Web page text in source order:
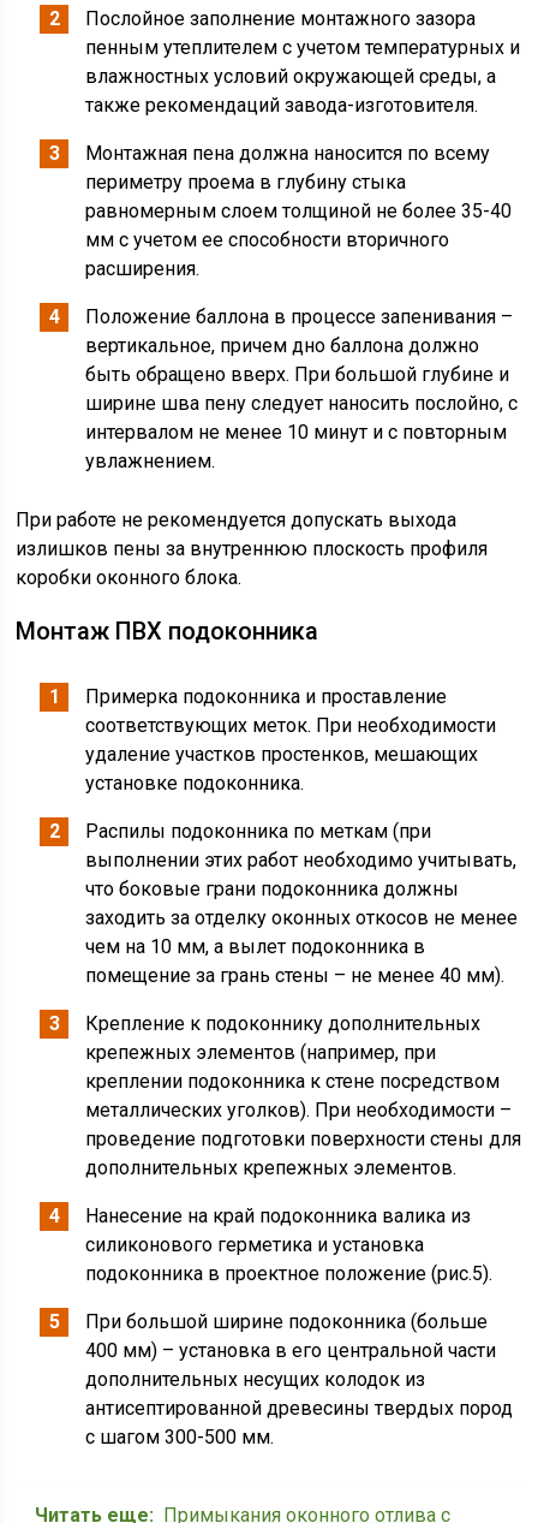
Послойное заполнение монтажного зазора
пенным утеплителем с учетом температурных и
влажностных условий окружающей среды, а
также рекомендаций завода-изготовителя.
Монтажная пена должна наносится по всему
периметру проема в глубину стыка
равномерным слоем толщиной не более 35-40
мм с учетом ее способности вторичного
расширения.
Положение баллона в процессе запенивания –
вертикальное, причем дно баллона должно
быть обращено вверх. При большой глубине и
ширине шва пену следует наносить послойно, с
интервалом не менее 10 минут и с повторным
увлажнением.
При работе не рекомендуется допускать выхода
излишков пены за внутреннюю плоскость профиля
коробки оконного блока.
Монтаж ПВХ подоконника
Примерка подоконника и проставление
соответствующих меток. При необходимости
удаление участков простенков, мешающих
установке подоконника.
Распилы подоконника по меткам (при
выполнении этих работ необходимо учитывать,
что боковые грани подоконника должны
заходить за отделку оконных откосов не менее
чем на 10 мм, а вылет подоконника в
помещение за грань стены – не менее 40 мм).
Крепление к подоконнику дополнительных
крепежных элементов (например, при
креплении подоконника к стене посредством
металлических уголков). При необходимости –
проведение подготовки поверхности стены для
дополнительных крепежных элементов.
Нанесение на край подоконника валика из
силиконового герметика и установка
подоконника в проектное положение (рис.5).
При большой ширине подоконника (больше
400 мм) – установка в его центральной части
дополнительных несущих колодок из
антисептированной древесины твердых пород
с шагом 300-500 мм.
Читать еще: Примыкания оконного отлива с